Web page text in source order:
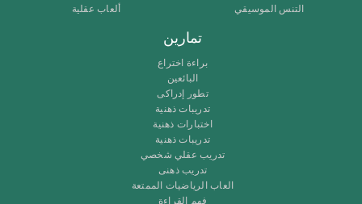
التنس الموسيقي
ألعاب عقلية
تمارين
براءة اختراع
البائعين
تطور إدراكى
تدريبات ذهنية
اختبارات ذهنية
تدريبات ذهنية
تدريب عقلي شخصي
تدريب ذهنى
العاب الرياضيات الممتعة
فهم القراءة